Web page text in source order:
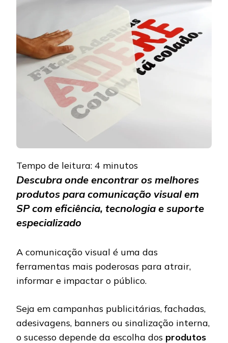
Tempo de leitura: 4 minutos
Descubra onde encontrar os melhores
produtos para comunicação visual em
SP com eficiência, tecnologia e suporte
especializado
A comunicação visual é uma das
ferramentas mais poderosas para atrair,
informar e impactar o público.
Seja em campanhas publicitárias, fachadas,
adesivagens, banners ou sinalização interna,
o sucesso depende da escolha dos produtos